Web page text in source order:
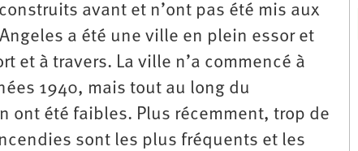
avant et n’ont pas été mis aux
a été une ville en plein essor et
et à travers. La ville n’a commencé à
1940, mais tout au long du
été faibles. Plus récemment, trop de
sont les plus fréquents et les